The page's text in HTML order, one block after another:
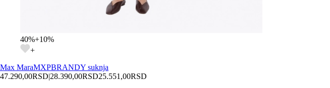
40%+10%
+
Max MaraMXPBRANDY suknja
47.290,00RSD|28.390,00RSD25.551,00RSD